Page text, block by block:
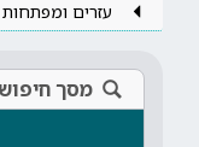
עזרים ומפתחות
מסך חיפוש